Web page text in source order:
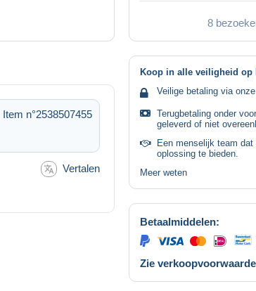
8
Item n°2538507455
Vertalen
Koop in alle veiligheid op
Veilige betaling via
Terugbetaling onder
geleverd of niet
Een menselijk team
oplossing te bieden.
Meer weten
Betaalmiddelen:
Zie